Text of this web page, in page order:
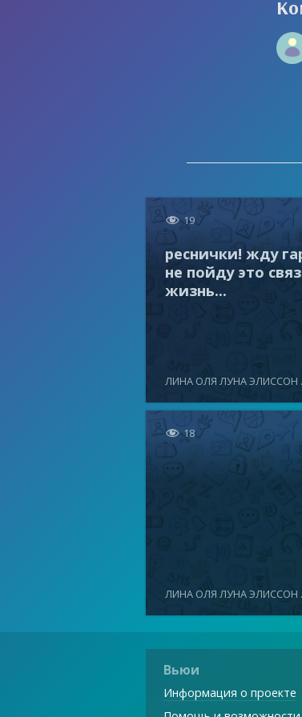
 19
реснички! жду
не пойду это
жизнь...
ЛИНА ОЛЯ ЛУНА ЭЛИССОН
 18
ЛИНА ОЛЯ ЛУНА ЭЛИССОН
Вьюи
Информация о проекте